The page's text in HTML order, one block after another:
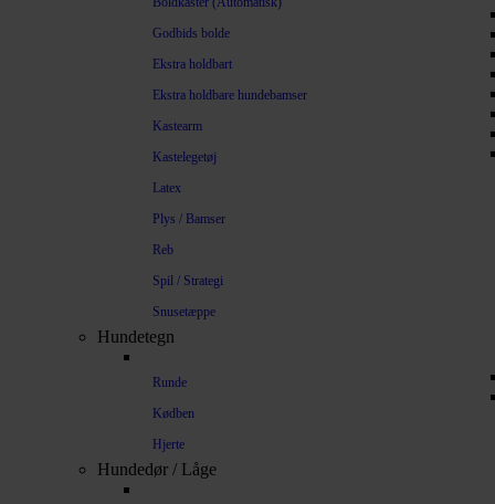
Godbids bolde
Ekstra holdbart
Ekstra holdbare hundebamser
Kastearm
Kastelegetøj
Latex
Plys / Bamser
Reb
Spil / Strategi
Snusetæppe
Hundetegn
Runde
Kødben
Hjerte
Hundedør / Låge